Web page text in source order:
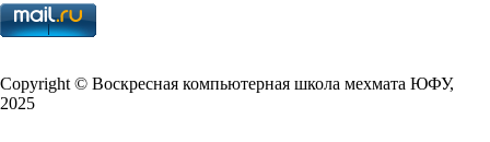
Copy­right © Воскресная компьютерная школа мехмата ЮФУ,
2025